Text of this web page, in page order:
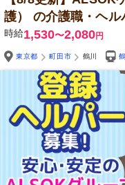
護）
の介護職・ヘル
時給1,530〜2,080円
東京都
町田市 鶴川